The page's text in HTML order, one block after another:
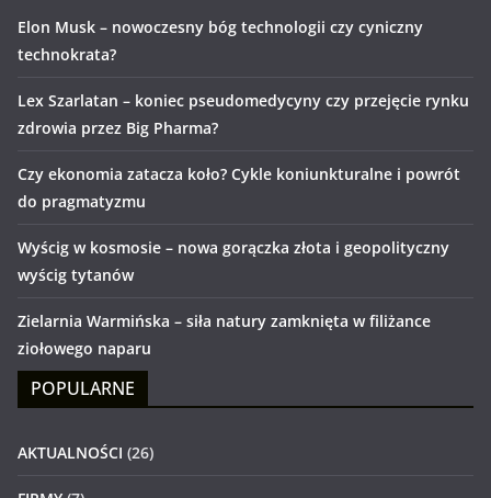
Elon Musk – nowoczesny bóg technologii czy cyniczny
technokrata?
Lex Szarlatan – koniec pseudomedycyny czy przejęcie rynku
zdrowia przez Big Pharma?
Czy ekonomia zatacza koło? Cykle koniunkturalne i powrót
do pragmatyzmu
Wyścig w kosmosie – nowa gorączka złota i geopolityczny
wyścig tytanów
Zielarnia Warmińska – siła natury zamknięta w filiżance
ziołowego naparu
POPULARNE
AKTUALNOŚCI (26)